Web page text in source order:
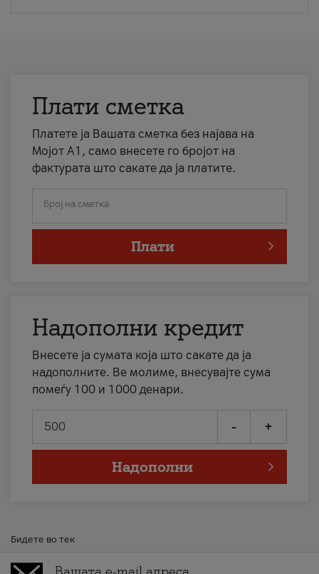
Плати сметка
Платете ја Вашата сметка без најава на
Мојот А1, само внесете го бројот на
фактурата што сакате да ја платите.
Број на сметка
Плати
Надополни кредит
Внесете ја сумата која што сакате да ја
надополните. Ве молиме, внесувајте сума
помеѓу 100 и 1000 денари.
- +
Надополни
Бидете во тек